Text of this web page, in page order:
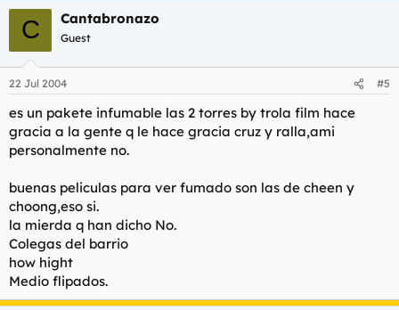
C Cantabronazo
Guest
22 Jul 2004 #5
es un pakete infumable las 2 torres by trola film hace
gracia a la gente q le hace gracia cruz y ralla,ami
personalmente no.
buenas peliculas para ver fumado son las de cheen y
choong,eso si.
la mierda q han dicho No.
Colegas del barrio
how hight
Medio flipados.